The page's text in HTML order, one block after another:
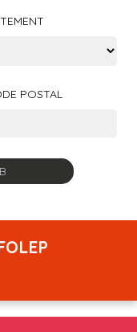
POSTAL